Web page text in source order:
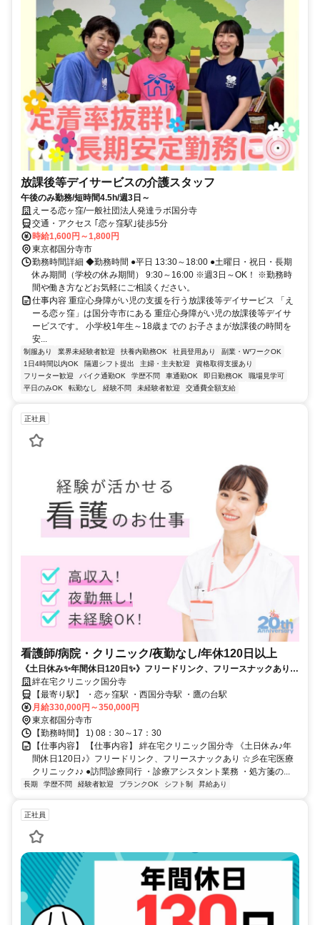
放課後等デイサービスの介護スタッフ
午後のみ勤務/短時間4.5h/週3日～
えーる恋ヶ窪/一般社団法人発達ラボ国分寺
交通・アクセス ｢恋ヶ窪駅｣徒歩5分
時給1,600円～1,800円
東京都国分寺市
勤務時間詳細 ◆勤務時間 ●平日 13:30～18:00 ●土曜日・祝日・長期
休み期間（学校の休み期間） 9:30～16:00 ※週3日～OK！ ※勤務時
間や働き方などお気軽にご相談ください。
仕事内容 重症心身障がい児の支援を行う放課後等デイサービス 「え
ーる恋ヶ窪」は国分寺市にある 重症心身障がい児の放課後等デイサ
ービスです。 小学校1年生～18歳までの お子さまが放課後の時間を
安...
制服あり 業界未経験者歓迎 扶養内勤務OK 社員登用あり
副業・WワークOK
1日4時間以内OK
隔週シフト提出 主婦・主夫歓迎
資格取得支援あり
フリーター歓迎
バイク通勤OK 学歴不問 車通勤OK 即日勤務OK
職場見学可
平日のみOK
転勤なし 経験不問 未経験者歓迎 交通費全額支給
正社員
看護師/病院・クリニック/夜勤なし/年休120日以上
《土日休み✨年間休日120日✨》フリードリンク、フリースナックあり⭐
彡在宅医療クリニック✨✨
絆在宅クリニック国分寺
【最寄り駅】 ・恋ヶ窪駅 ・西国分寺駅 ・鷹の台駅
月給330,000円～350,000円
東京都国分寺市
【勤務時間】 1) 08：30～17：30
【仕事内容】 【仕事内容】 絆在宅クリニック国分寺 《土日休み♪年
間休日120日♪》フリードリンク、フリースナックあり ☆彡在宅医療
クリニック♪♪ ●訪問診療同行 ・診療アシスタント業務 ・処方箋の...
長期 学歴不問 経験者歓迎 ブランクOK シフト制 昇給あり
正社員